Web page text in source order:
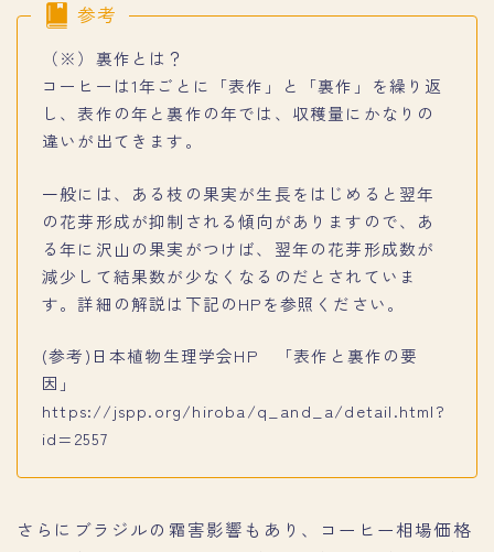
参考
（※）裏作とは？
コーヒーは1年ごとに「表作」と「裏作」を繰り返
し、表作の年と裏作の年では、収穫量にかなりの
違いが出てきます。
一般には、ある枝の果実が生長をはじめると翌年
の花芽形成が抑制される傾向がありますので、あ
る年に沢山の果実がつけば、翌年の花芽形成数が
減少して結果数が少なくなるのだとされていま
す。詳細の解説は下記のHPを参照ください。
(参考)日本植物生理学会HP 「表作と裏作の要
因」
https://jspp.org/hiroba/q_and_a/detail.html?
id=2557
さらにブラジルの霜害影響もあり、コーヒー相場価格